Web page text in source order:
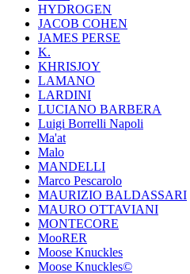
HYDROGEN
JACOB COHEN
JAMES PERSE
K.
KHRISJOY
LAMANO
LARDINI
LUCIANO BARBERA
Luigi Borrelli Napoli
Ma'at
Malo
MANDELLI
Marco Pescarolo
MAURIZIO BALDASSARI
MAURO OTTAVIANI
MONTECORE
MooRER
Moose Knuckles
Moose Knuckles©️